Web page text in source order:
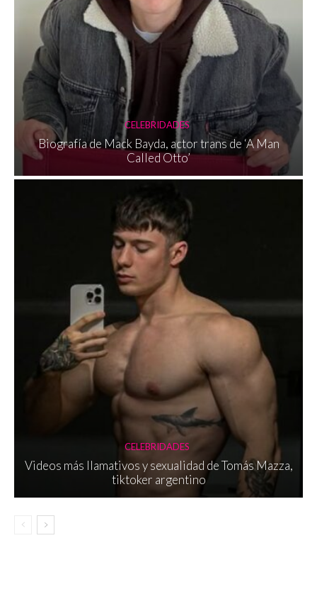
CELEBRIDADES
Biografía de Mack Bayda, actor trans de ‘A Man
Called Otto’
CELEBRIDADES
Videos más llamativos y sexualidad de Tomás Mazza,
tiktoker argentino